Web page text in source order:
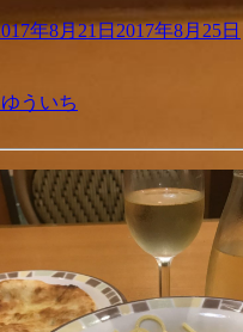
年8月21日2017年8月25日
ういち